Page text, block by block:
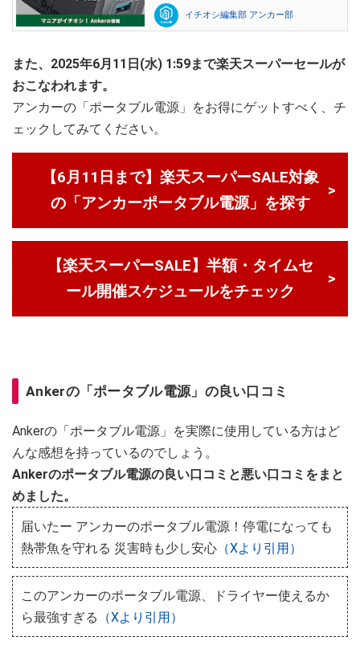
イチオシ編集部 アンカー部
また、2025年6月11日(水) 1:59まで楽天スーパーセールが
おこなわれます。
アンカーの「ポータブル電源」をお得にゲットすべく、チ
ェックしてみてください。
【6月11日まで】楽天スーパーSALE対象
の「アンカーポータブル電源」を探す
【楽天スーパーSALE】半額・タイムセ
ール開催スケジュールをチェック
Ankerの「ポータブル電源」の良い口コミ
Ankerの「ポータブル電源」を実際に使用している方はど
んな感想を持っているのでしょう。
Ankerのポータブル電源の良い口コミと悪い口コミをまと
めました。
届いたー アンカーのポータブル電源！停電になっても
熱帯魚を守れる 災害時も少し安心 （Xより引用）
このアンカーのポータブル電源、ドライヤー使えるか
ら最強すぎる
（Xより引用）